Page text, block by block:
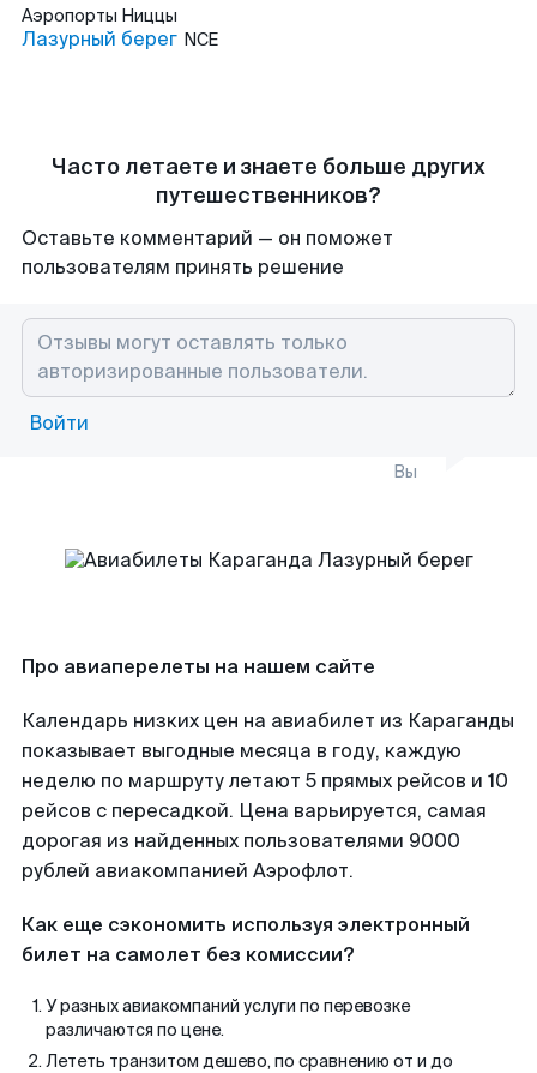
Аэропорты Ниццы
Лазурный берег NCE
Часто летаете и знаете больше других
путешественников?
Оставьте комментарий — он поможет
пользователям принять решение
Войти
Вы
Про авиаперелеты на нашем сайте
Календарь низких цен на авиабилет из Караганды
показывает выгодные месяца в году, каждую
неделю по маршруту летают 5 прямых рейсов и 10
рейсов с пересадкой. Цена варьируется, самая
дорогая из найденных пользователями 9000
рублей авиакомпанией Аэрофлот.
Как еще сэкономить используя электронный
билет на самолет без комиссии?
У разных авиакомпаний услуги по перевозке
различаются по цене.
Лететь транзитом дешево, по сравнению от и до